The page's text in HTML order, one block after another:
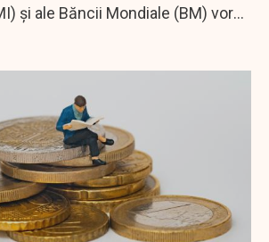
și ale Băncii Mondiale (BM) vor
marți, a previziunilor de